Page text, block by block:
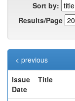
Sort by:
Results/Page
< previous
Issue
Date
Title